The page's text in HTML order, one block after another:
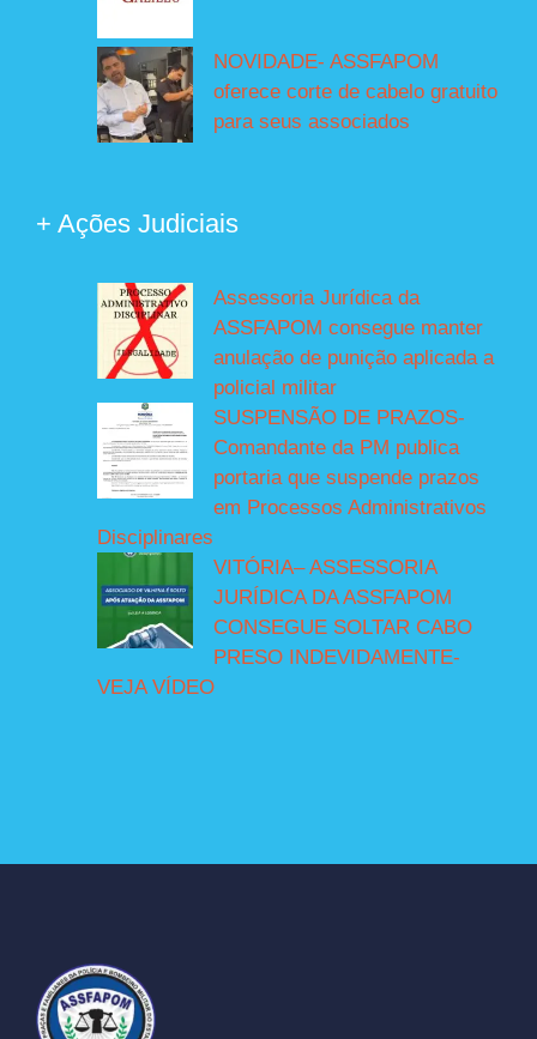
NOVIDADE- ASSFAPOM
oferece corte de cabelo gratuito
para seus associados
+ Ações Judiciais
Assessoria Jurídica da
ASSFAPOM consegue manter
anulação de punição aplicada a
policial militar
SUSPENSÃO DE PRAZOS-
Comandante da PM publica
portaria que suspende prazos
em Processos Administrativos
Disciplinares
VITÓRIA– ASSESSORIA
JURÍDICA DA ASSFAPOM
CONSEGUE SOLTAR CABO
PRESO INDEVIDAMENTE-
VEJA VÍDEO